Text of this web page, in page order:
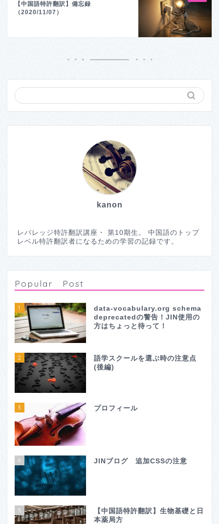
【中国語特許翻訳】備忘録
（2020/11/07）
kanon
レバレッジ特許翻訳講座・ 第10期生。 中国語のトップ
レベル特許翻訳者になるための学習の記録です。
Popular Post
1
data-vocabulary.org schema
deprecatedの警告！JIN使用の
方はちょっと待って！
2
語学スクールを選ぶ時の注意点
(後編)
3 プロフィール
4 JINブログ 追加CSSの注意
5
【中国語特許翻訳】生物基礎と日
本薬局方